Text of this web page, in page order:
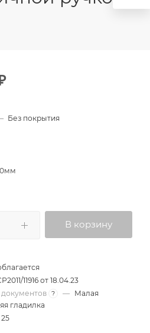
Без покрытия
В корзину
11916 от 18.04.23
? — Малая
гладилка
25